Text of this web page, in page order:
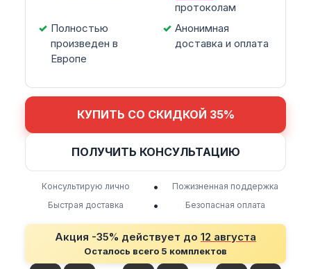
протоколам
Полностью
произведен в
Европе
Анонимная
доставка и оплата
КУПИТЬ СО СКИДКОЙ 35%
ПОЛУЧИТЬ КОНСУЛЬТАЦИЮ
Консультирую лично •
Пожизненная поддержка
Быстрая доставка
• Безопасная оплата
Акция -35% действует до 12 августа
Осталось всего 5 комплектов